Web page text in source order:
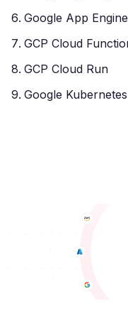
Google App
GCP Cloud
GCP Cloud Run
Google